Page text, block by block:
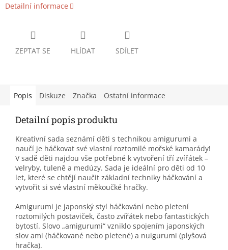
Detailní informace
ZEPTAT SE HLÍDAT SDÍLET
Popis Diskuze Značka Ostatní informace
Detailní popis produktu
Kreativní sada seznámí děti s technikou amigurumi a
naučí je háčkovat své vlastní roztomilé mořské kamarády!
V sadě děti najdou vše potřebné k vytvoření tří zvířátek –
velryby, tuleně a medúzy. Sada je ideální pro děti od 10
let, které se chtějí naučit základní techniky háčkování a
vytvořit si své vlastní měkoučké hračky.
Amigurumi je japonský styl háčkování nebo pletení
roztomilých postaviček, často zvířátek nebo fantastických
bytostí. Slovo „amigurumi“ vzniklo spojením japonských
slov ami (háčkované nebo pletené) a nuigurumi (plyšová
hračka).